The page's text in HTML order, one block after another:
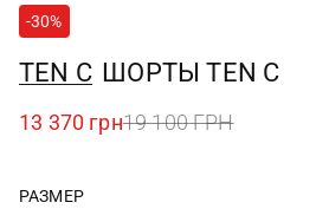
-30%
TEN C ШОРТЫ TEN C
13 370 грн19 100 ГРН
РАЗМЕР